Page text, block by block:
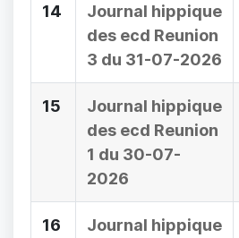
14
Journal hippique
des ecd Reunion
3 du 31-07-2026
15
Journal hippique
des ecd Reunion
1 du 30-07-
2026
16
Journal hippique